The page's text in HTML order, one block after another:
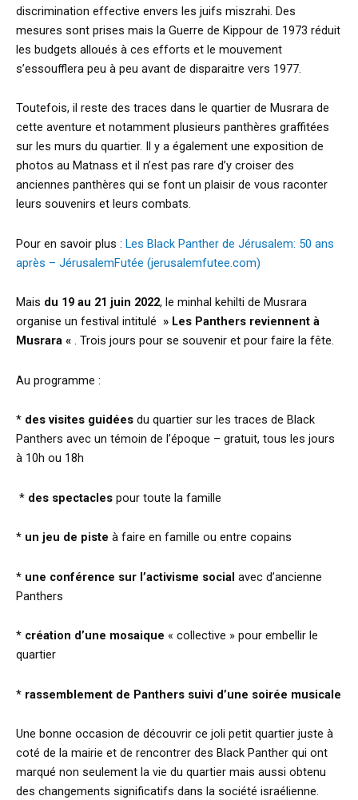
discrimination effective envers les juifs miszrahi. Des
mesures sont prises mais la Guerre de Kippour de 1973 réduit
les budgets alloués à ces efforts et le mouvement
s’essoufflera peu à peu avant de disparaitre vers 1977.
Toutefois, il reste des traces dans le quartier de Musrara de
cette aventure et notamment plusieurs panthères graffitées
sur les murs du quartier. Il y a également une exposition de
photos au Matnass et il n’est pas rare d’y croiser des
anciennes panthères qui se font un plaisir de vous raconter
leurs souvenirs et leurs combats.
Pour en savoir plus : Les Black Panther de Jérusalem: 50 ans
après – JérusalemFutée (jerusalemfutee.com)
Mais du 19 au 21 juin 2022, le minhal kehilti de Musrara
organise un festival intitulé » Les Panthers reviennent à
Musrara « . Trois jours pour se souvenir et pour faire la fête.
Au programme :
* des visites guidées du quartier sur les traces de Black
Panthers avec un témoin de l’époque – gratuit, tous les jours
à 10h ou 18h
* des spectacles pour toute la famille
* un jeu de piste à faire en famille ou entre copains
* une conférence sur l’activisme social avec d’ancienne
Panthers
* création d’une mosaique « collective » pour embellir le
quartier
* rassemblement de Panthers suivi d’une soirée musicale
Une bonne occasion de découvrir ce joli petit quartier juste à
coté de la mairie et de rencontrer des Black Panther qui ont
marqué non seulement la vie du quartier mais aussi obtenu
des changements significatifs dans la société israélienne.